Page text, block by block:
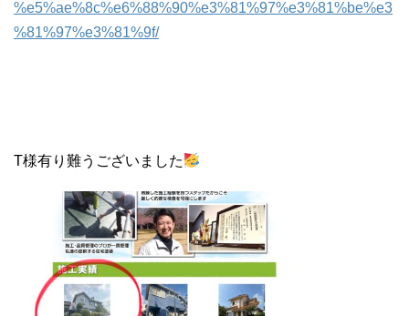
%e5%ae%8c%e6%88%90%e3%81%97%e3%81%be%e3
%81%97%e3%81%9f/
T様有り難うございました